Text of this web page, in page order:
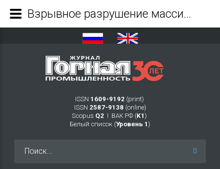
ISSN 1609-9192 (print)
ISSN 2587-9138 (online)
Scopus Q2 Ι ВАК РФ (K1 )
Белый список (Уровень 1 )
Взрывное разрушение массивов горной породы с неоднородной структурой - Журнал Горная промышленность